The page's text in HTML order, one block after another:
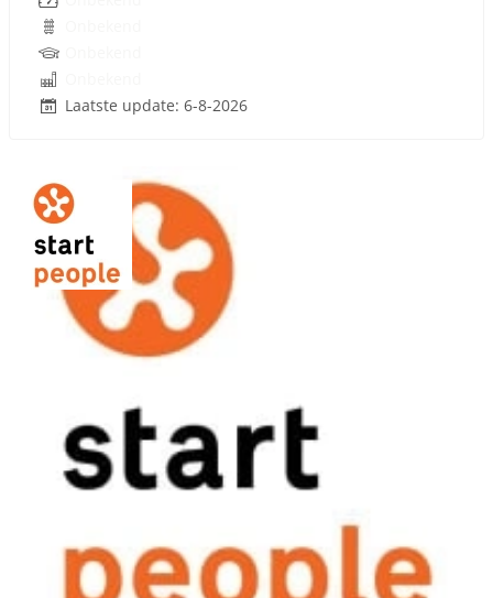
Laatste update: 6-8-2026